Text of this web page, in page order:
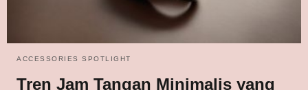
ACCESSORIES SPOTLIGHT
Tren Jam Tangan Minimalis yang